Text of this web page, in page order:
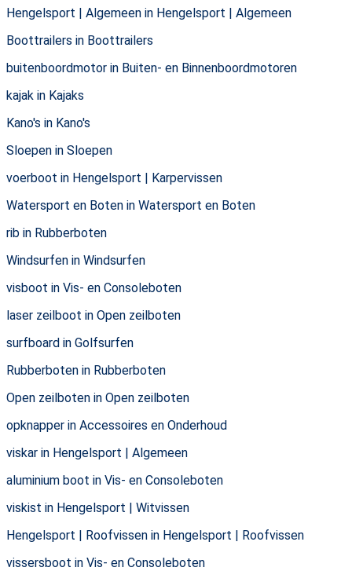
Hengelsport | Algemeen in Hengelsport | Algemeen
Boottrailers in Boottrailers
buitenboordmotor in Buiten- en Binnenboordmotoren
kajak in Kajaks
Kano's in Kano's
Sloepen in Sloepen
voerboot in Hengelsport | Karpervissen
Watersport en Boten in Watersport en Boten
rib in Rubberboten
Windsurfen in Windsurfen
visboot in Vis- en Consoleboten
laser zeilboot in Open zeilboten
surfboard in Golfsurfen
Rubberboten in Rubberboten
Open zeilboten in Open zeilboten
opknapper in Accessoires en Onderhoud
viskar in Hengelsport | Algemeen
aluminium boot in Vis- en Consoleboten
viskist in Hengelsport | Witvissen
Hengelsport | Roofvissen in Hengelsport | Roofvissen
vissersboot in Vis- en Consoleboten